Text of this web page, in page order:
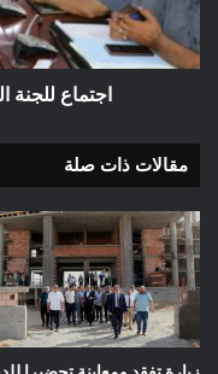
اجتماع للجنة
مقالات ذات صلة